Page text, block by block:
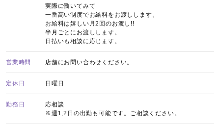
実際に働いてみて
一番高い制度でお給料をお渡しします。
お給料は嬉しい月2回のお渡し!!
半月ごとにお渡しします。
日払いも相談に応じます。
営業時間 店舗にお問い合わせください。
定休日 日曜日
勤務日
応相談
※週1,2日の出勤も可能です。ご相談ください。